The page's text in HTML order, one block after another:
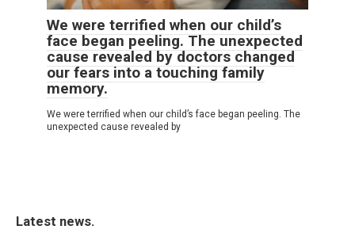
We were terrified when our child’s
face began peeling. The unexpected
cause revealed by doctors changed
our fears into a touching family
memory.
We were terrified when our child’s face began peeling. The
unexpected cause revealed by
Latest news.